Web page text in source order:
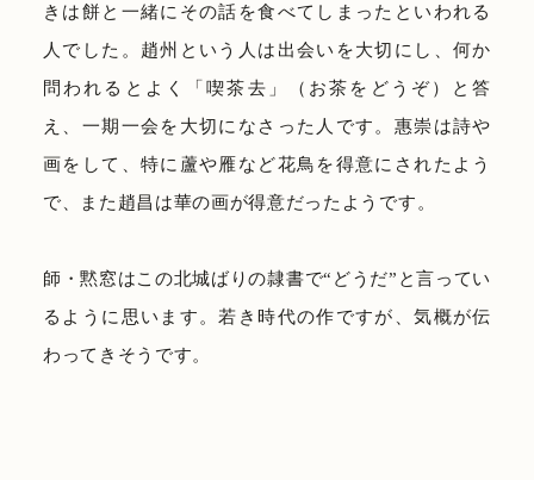
きは餅と一緒にその話を食べてしまったといわれる
人でした。趙州という人は出会いを大切にし、何か
問われるとよく「喫茶去」（お茶をどうぞ）と答
え、一期一会を大切になさった人です。惠崇は詩や
画をして、特に蘆や雁など花鳥を得意にされたよう
で、また趙昌は華の画が得意だったようです。
師・黙窓はこの北城ばりの隷書で“どうだ”と言ってい
るように思います。若き時代の作ですが、気概が伝
わってきそうです。